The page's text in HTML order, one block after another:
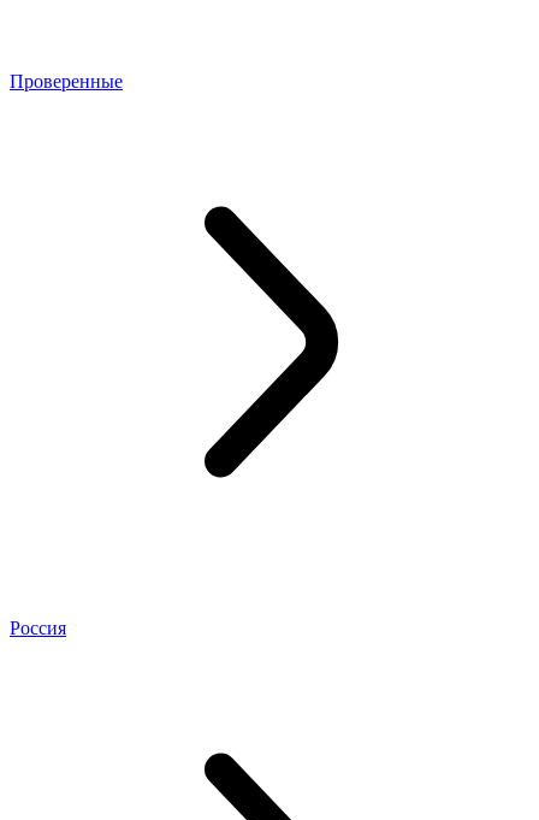
Проверенные
Россия